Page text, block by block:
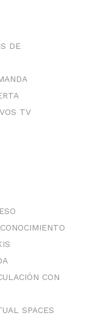
DE
TV
CON
SPACES